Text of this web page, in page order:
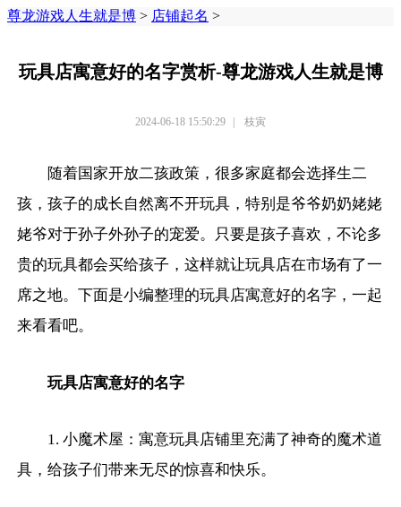
尊龙游戏人生就是博 > 店铺起名 >
玩具店寓意好的名字赏析-尊龙游戏人生就是博
2024-06-18 15:50:29 | 枝寅
随着国家开放二孩政策，很多家庭都会选择生二
孩，孩子的成长自然离不开玩具，特别是爷爷奶奶姥姥
姥爷对于孙子外孙子的宠爱。只要是孩子喜欢，不论多
贵的玩具都会买给孩子，这样就让玩具店在市场有了一
席之地。下面是小编整理的玩具店寓意好的名字，一起
来看看吧。
玩具店寓意好的名字
1. 小魔术屋：寓意玩具店铺里充满了神奇的魔术道
具，给孩子们带来无尽的惊喜和快乐。